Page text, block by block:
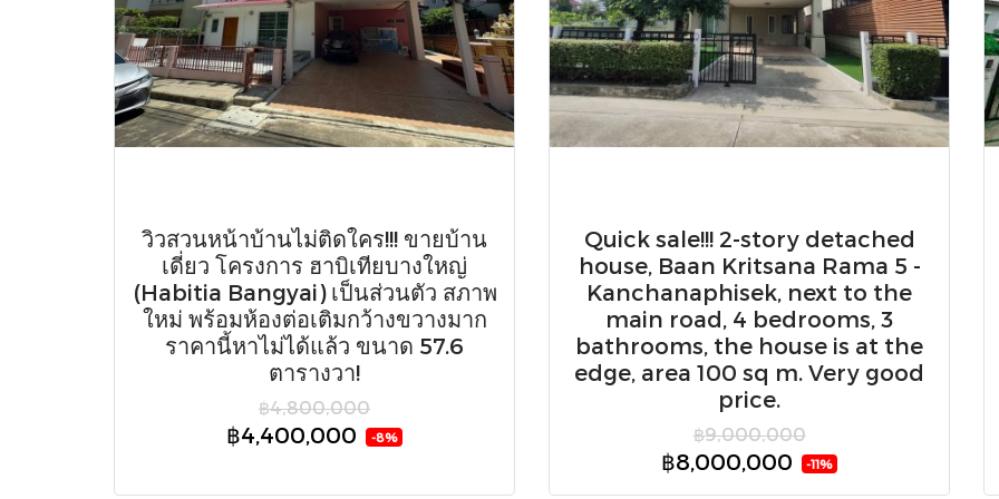
วิวสวนหน้าบ้านไม่ติดใคร!!! ขายบ้าน
เดี่ยว โครงการ ฮาบิเทียบางใหญ่
(Habitia Bangyai) เป็นส่วนตัว สภาพ
ใหม่ พร้อมห้องต่อเติมกว้างขวางมาก
ราคานี้หาไม่ได้แล้ว ขนาด 57.6
ตารางวา!
฿4,800,000
฿4,400,000 -8%
Quick sale!!! 2-story detached
house, Baan Kritsana Rama 5 -
Kanchanaphisek, next to the
main road, 4 bedrooms, 3
bathrooms, the house is at the
edge, area 100 sq m. Very good
price.
฿9,000,000
฿8,000,000 -11%